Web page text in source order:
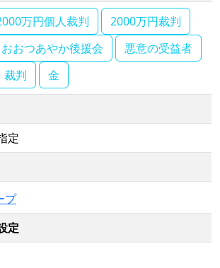
万円個人裁判
2000万円裁判
おおつあやか後援会
悪意の受益者
裁判 金
定
プ
定